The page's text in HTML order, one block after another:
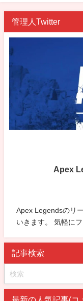
管理人Twitter
Apex
Apex Legendsのリ
いきます。 気軽に
記事検索
最新の人気記事(コ